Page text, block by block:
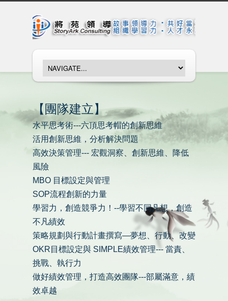
【團隊建立】
水平思考術---六頂思考帽的創新思維
活用創新思維，分析解決問題
高效決策管理--- 宏觀洞察、創新思維、降低
風險
MBO 目標設定與管理
SOP流程創新的力量
學習力，創造競爭力！--學習不同凡想，創造
不凡績效
策略規劃與行動計畫撰寫—夢想、行動、改變
OKR目標設定與 SIMPLE績效管理--- 當責、
挑戰、執行力
做好績效管理，打造高效團隊---部屬滿意，績
效卓越